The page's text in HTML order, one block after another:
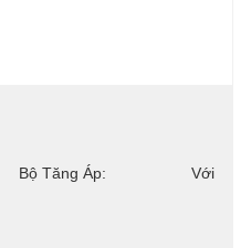
Bộ Tăng Áp: Với